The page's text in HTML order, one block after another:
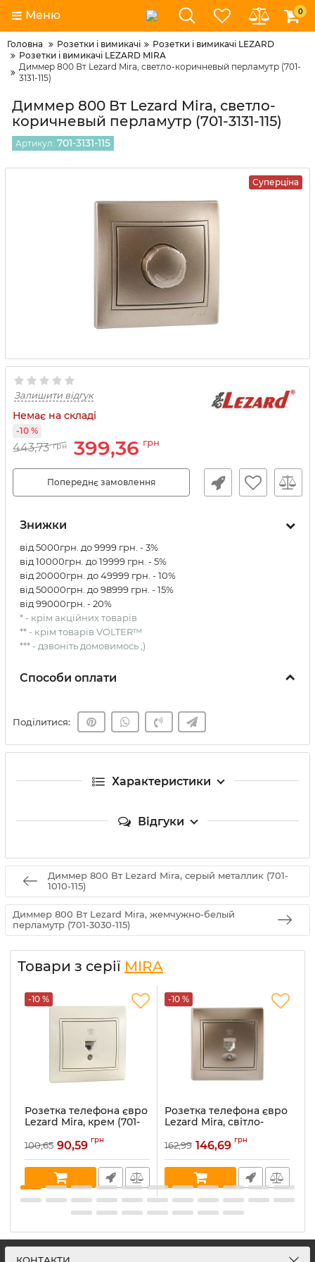
Меню 0
Головна Розетки і вимикачі
Розетки і вимикачі LEZARD
Розетки і вимикачі LEZARD MIRA
Диммер 800 Вт Lezard Mira, светло-коричневый перламутр (701-
3131-115)
Диммер 800 Вт Lezard Mira, светло-
коричневый перламутр (701-3131-115)
Артикул: 701-3131-115
Суперціна
Залишити відгук
Немає на складі
443,73 грн 399,36 грн
-10 %
Попереднє замовлення
Знижки
від 5000грн. до 9999 грн. - 3%
від 10000грн. до 19999 грн. - 5%
від 20000грн. до 49999 грн. - 10%
від 50000грн. до 98999 грн. - 15%
від 99000грн. - 20%
* - крім акційних товарів
** - крім товарів VOLTER™
*** - дзвоніть домовимось ;)
Способи оплати
Поділитися:
Характеристики
Відгуки
Диммер 800 Вт Lezard Mira, серый металлик (701-
1010-115)
Диммер 800 Вт Lezard Mira, жемчужно-белый
перламутр (701-3030-115)
Товари з серії MIRA
-10 %
Розетка телефона євро
Lezard Mira, крем (701-
Артикул:701-0303-137
В наявності:5
100,65 90,59 грн
-10 %
Розетка телефона євро
Lezard Mira, світло-
перламутр (701-3131-137)
Артикул:701-3131-137
В наявності:
162,99 146,69 грн